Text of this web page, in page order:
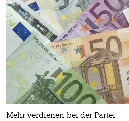
Mehr verdienen bei der Partei